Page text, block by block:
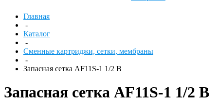
Главная
-
Каталог
-
Сменные картриджи, сетки, мембраны
-
Запасная сетка AF11S-1 1/2 B
Запасная сетка AF11S-1 1/2 B